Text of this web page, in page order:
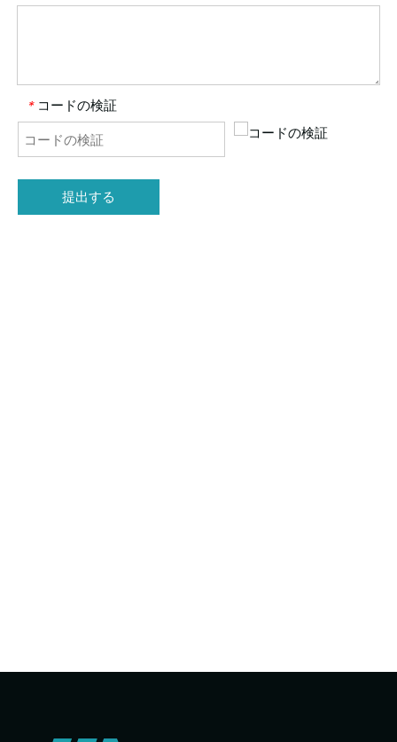
* コードの検証
提出する